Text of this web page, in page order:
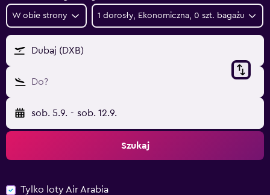
W obie strony 1 dorosły, Ekonomiczna, 0 szt. bagażu
Dubaj (DXB)
Do?
sob. 5.9. - sob. 12.9.
Szukaj
Tylko loty Air Arabia